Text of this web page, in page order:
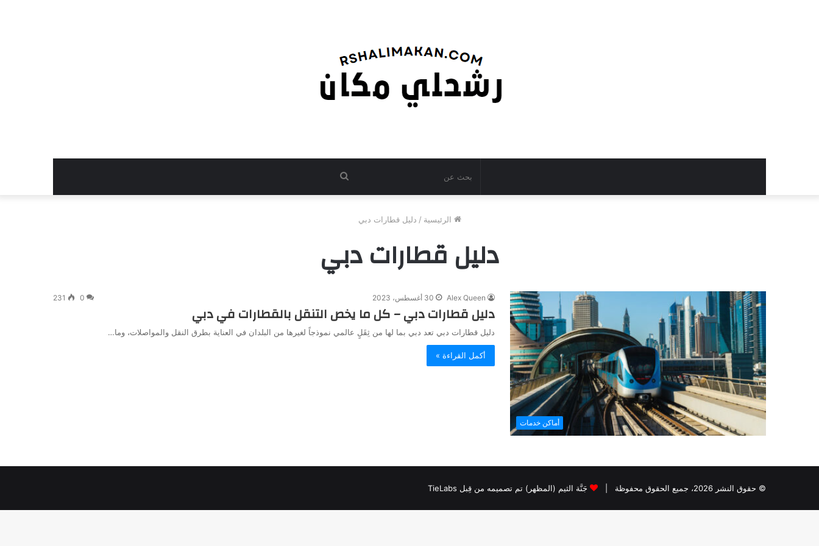
بحث
الرئيسية / دليل قطارات دبي
دليل قطارات دبي
أماكن خدمات
Alex Queen 30 أغسطس، 2023 0
231
دليل قطارات دبي – كل ما يخص التنقل بالقطارات في دبي
دليل قطارات دبي تعد دبي بما لها من ثِقَلٍ عالمي نموذجاً لغيرها من البلدان في العناية بطرق النقل والمواصلات، وما…
أكمل القراءة »
© حقوق النشر 2026، جميع الحقوق محفوظة | جَنَّة الثيم (المظهر) تم تصميمه من قِبل TieLabs